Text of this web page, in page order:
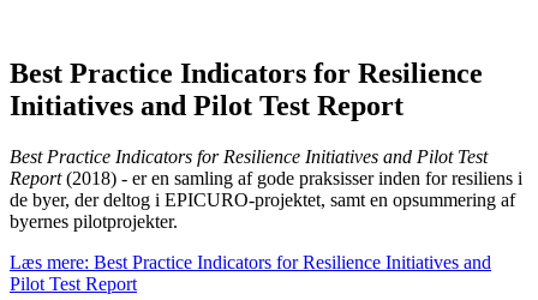
Best Practice Indicators for Resilience
Initiatives and Pilot Test Report
Best Practice Indicators for Resilience Initiatives and Pilot Test
Report(2018) - er en samling af gode praksisser inden for resiliens i
de byer, der deltog i EPICURO-projektet, samt en opsummering af
byernes pilotprojekter.
Для багатьох важливо знати, що існують сервіси, де можна
Læs mere: Best Practice Indicators for Resilience Initiatives and
Pilot Test Report